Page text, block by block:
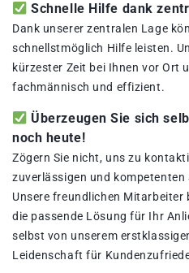
Schnelle Hilfe dank
Dank unserer zentralen Lage
schnellstmöglich Hilfe leisten.
kürzester Zeit bei Ihnen vor Ort
fachmännisch und effizient.
Überzeugen Sie sich
noch heute!
Zögern Sie nicht, uns zu
zuverlässigen und
Unsere freundlichen Mitarbeiter
die passende Lösung für Ihr
selbst von unserem
Leidenschaft für